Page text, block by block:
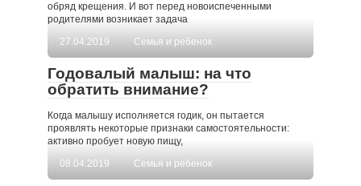
обряд крещения. И вот перед новоиспеченными
родителями возникает задача
27.04.2019
Семья и ребенок
Годовалый малыш: на что
обратить внимание?
Когда малышу исполняется годик, он пытается
проявлять некоторые признаки самостоятельности:
активно пробует новую пищу,
08.04.2019
Семья и ребенок